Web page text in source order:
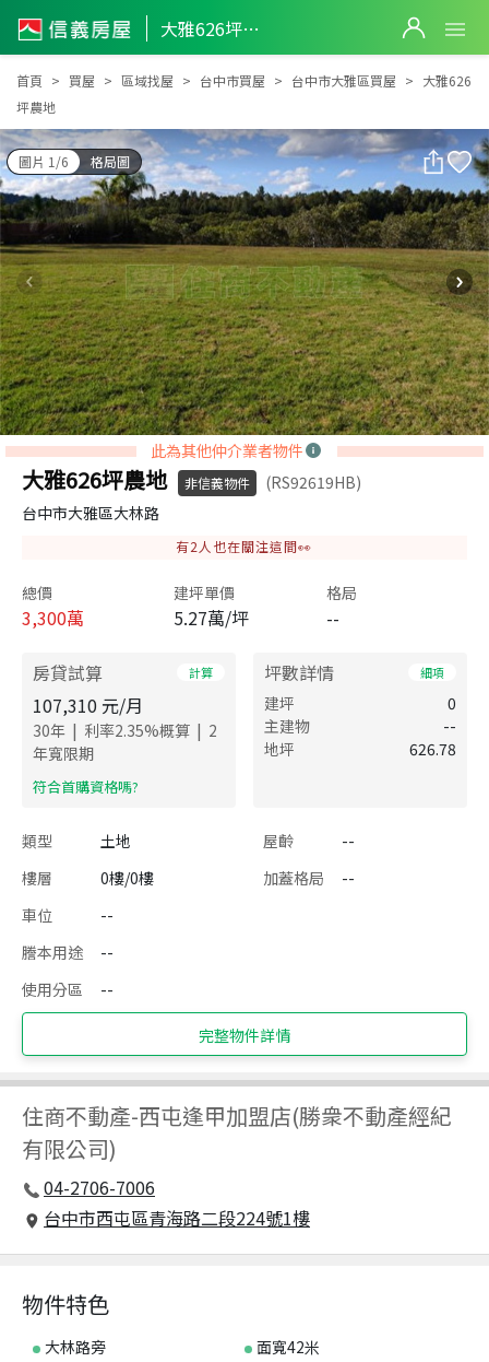
大雅626坪農地
大雅626坪農地
首頁 買屋 區域找屋 台中市買屋 台中市大雅區買屋
大雅626
坪農地
圖片 1/6 格局圖
此為其他仲介業者物件
大雅626坪農地 非信義物件
(RS92619HB)
台中市大雅區大林路
有2 人也在關注這間👀
總價
3,300萬
建坪單價
5.27萬/坪
格局
--
房貸試算 計算
107,310 元/月
30年 | 利率2.35%概算 | 2
年寬限期
​符合首購資格嗎?
坪數詳情 細項
建坪
0
主建物
--
地坪
626.78
類型 土地 屋齡
--
樓層
0樓/0樓 加蓋格局
--
車位
--
謄本用途
--
使用分區
--
完整物件詳情
住商不動產-西屯逢甲加盟店(勝衆不動產經紀
有限公司)
04-2706-7006
台中市西屯區青海路二段224號1樓
物件特色
大林路旁
面寬42米